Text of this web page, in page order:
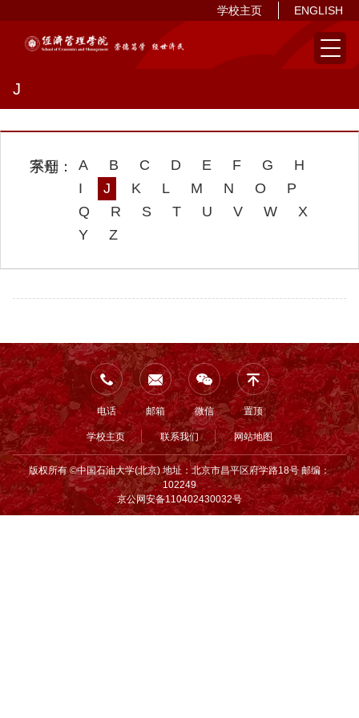
ENGLISH
学校主页
J
A B C D E F G
H
I
J K L M N O
P
Q
R S T U V W
X
Y
Z
电话 邮箱 微信 置顶
学校主页 联系我们 网站地图
版权所有 ©中国石油大学(北京) 地址：北京市昌平区府学路18号 邮编：
102249
京公网安备110402430032号